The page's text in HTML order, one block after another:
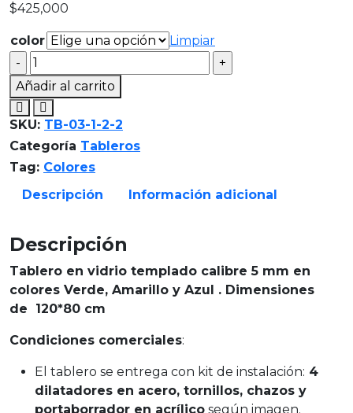
$425,000
color Limpiar
Añadir al carrito
SKU: TB-03-1-2-2
Categoría Tableros
Tag: Colores
Descripción
Información adicional
Descripción
Tablero en vidrio templado calibre 5 mm en
colores Verde, Amarillo y Azul . Dimensiones
de 120*80 cm
Condiciones comerciales:
El tablero se entrega con kit de instalación: 4
dilatadores en acero, tornillos, chazos y
portaborrador en acrílico según imagen.